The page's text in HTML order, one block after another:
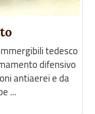
tedesco
difensivo
antiaerei e da
...